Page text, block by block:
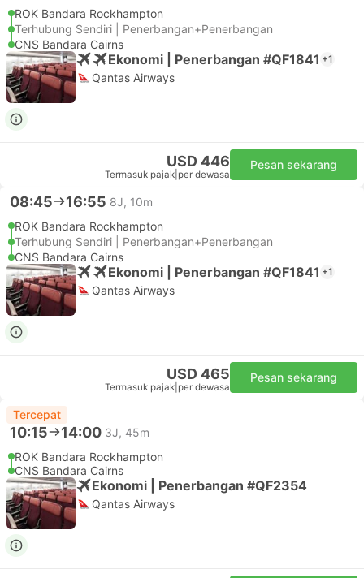
ROK Bandara Rockhampton
Terhubung Sendiri | Penerbangan+Penerbangan
CNS Bandara Cairns
Ekonomi | Penerbangan #QF1841 +1
Qantas Airways
USD 446
Termasuk pajak per dewasa
Pesan sekarang
08:45 16:55 8J, 10m
ROK Bandara Rockhampton
Terhubung Sendiri | Penerbangan+Penerbangan
CNS Bandara Cairns
Ekonomi | Penerbangan #QF1841 +1
Qantas Airways
USD 465
Termasuk pajak per dewasa
Pesan sekarang
Tercepat
10:15 14:00 3J, 45m
ROK Bandara Rockhampton
CNS Bandara Cairns
Ekonomi | Penerbangan #QF2354
Qantas Airways